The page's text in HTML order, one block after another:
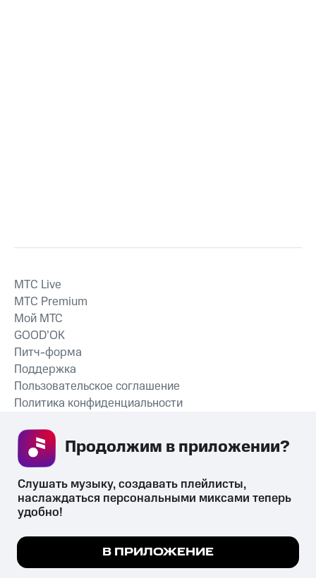
СКАЧАТЬ ПРИЛОЖЕНИЕ
MTС Live
MTС Premium
Мой МТС
GOOD’OK
Питч-форма
Поддержка
Пользовательское соглашение
Политика конфиденциальности
психотропных веществ, их аналогов причиняет вред здоровью,
их незаконный оборот запрещён и влечёт установленную
законодательством ответственность.
Мы используем куки, чтобы на сайте все
Подробнее
Слушать музыку, создавать плейлисты,
наслаждаться персональными миксами теперь
удобно!
В ПРИЛОЖЕНИЕ